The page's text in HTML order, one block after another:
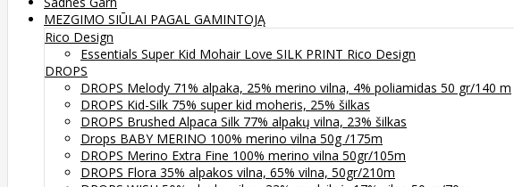
MEZGIMO SIŪLAI PAGAL GAMINTOJĄ
Rico Design
Essentials Super Kid Mohair Love SILK PRINT Rico Design
DROPS
DROPS Melody 71% alpaka, 25% merino vilna, 4% poliamidas 50 gr/140 m
DROPS Kid-Silk 75% super kid moheris, 25% šilkas
DROPS Brushed Alpaca Silk 77% alpakų vilna, 23% šilkas
Drops BABY MERINO 100% merino vilna 50g /175m
DROPS Merino Extra Fine 100% merino vilna 50gr/105m
DROPS Flora 35% alpakos vilna, 65% vilna, 50gr/210m